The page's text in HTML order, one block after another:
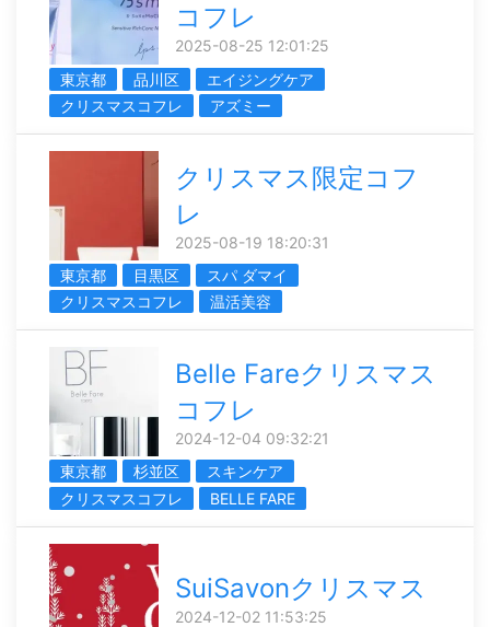
コフレ
2025-08-25 12:01:25
東京都
品川区
エイジングケア
クリスマスコフレ
アズミー
クリスマス限定コフ
レ
2025-08-19 18:20:31
東京都
目黒区
スパ ダマイ
クリスマスコフレ
温活美容
Belle Fareクリスマス
コフレ
2024-12-04 09:32:21
東京都
杉並区
スキンケア
クリスマスコフレ
BELLE FARE
SuiSavonクリスマス
2024-12-02 11:53:25